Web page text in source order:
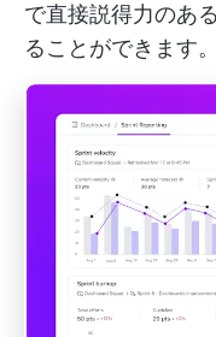
で直接説得力のあ
ることができます。